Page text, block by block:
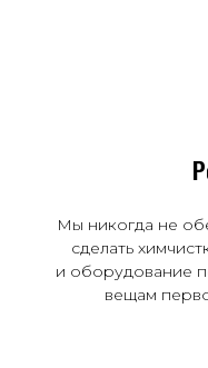
Мы никогда не
сделать
и оборудование
вещам